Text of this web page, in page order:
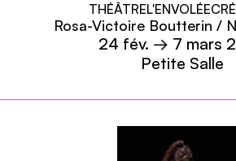
Foutez-y du
THÉÂTREL'ENVOLÉE
Rosa-Victoire Boutterin /
24 fév. → 7 mars
Petite Salle